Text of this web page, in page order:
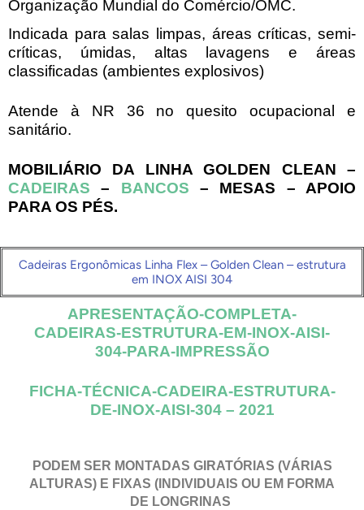
Organização Mundial do Comércio/OMC.
Indicada para salas limpas, áreas críticas, semi-
críticas, úmidas, altas lavagens e áreas
classificadas (ambientes explosivos)
Atende à NR 36 no quesito ocupacional e
sanitário.
MOBILIÁRIO DA LINHA GOLDEN CLEAN –
CADEIRAS – BANCOS – MESAS – APOIO
PARA OS PÉS.
Cadeiras Ergonômicas Linha Flex – Golden Clean – estrutura
em INOX AISI 304
APRESENTAÇÃO-COMPLETA-
CADEIRAS-ESTRUTURA-EM-INOX-AISI-
304-PARA-IMPRESSÃO
FICHA-TÉCNICA-CADEIRA-ESTRUTURA-
DE-INOX-AISI-304 – 2021
PODEM SER MONTADAS GIRATÓRIAS (VÁRIAS
ALTURAS) E FIXAS (INDIVIDUAIS OU EM FORMA
DE LONGRINAS